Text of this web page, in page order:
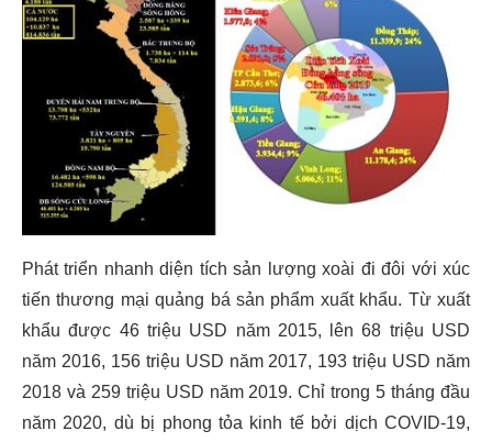
Phát triển nhanh diện tích sản lượng xoài đi đôi với xúc
tiến thương mại quảng bá sản phẩm xuất khẩu. Từ xuất
khẩu được 46 triệu USD năm 2015, lên 68 triệu USD
năm 2016, 156 triệu USD năm 2017, 193 triệu USD năm
2018 và 259 triệu USD năm 2019. Chỉ trong 5 tháng đầu
năm 2020, dù bị phong tỏa kinh tế bởi dịch COVID-19,